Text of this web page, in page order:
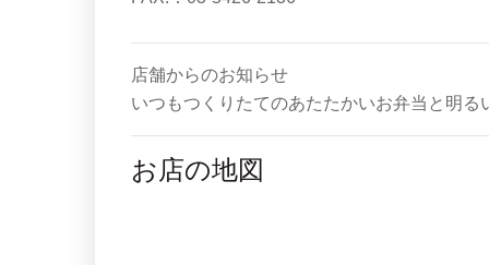
店舗からのお知らせ
いつもつくりたてのあたたかいお弁当と明る
お店の地図